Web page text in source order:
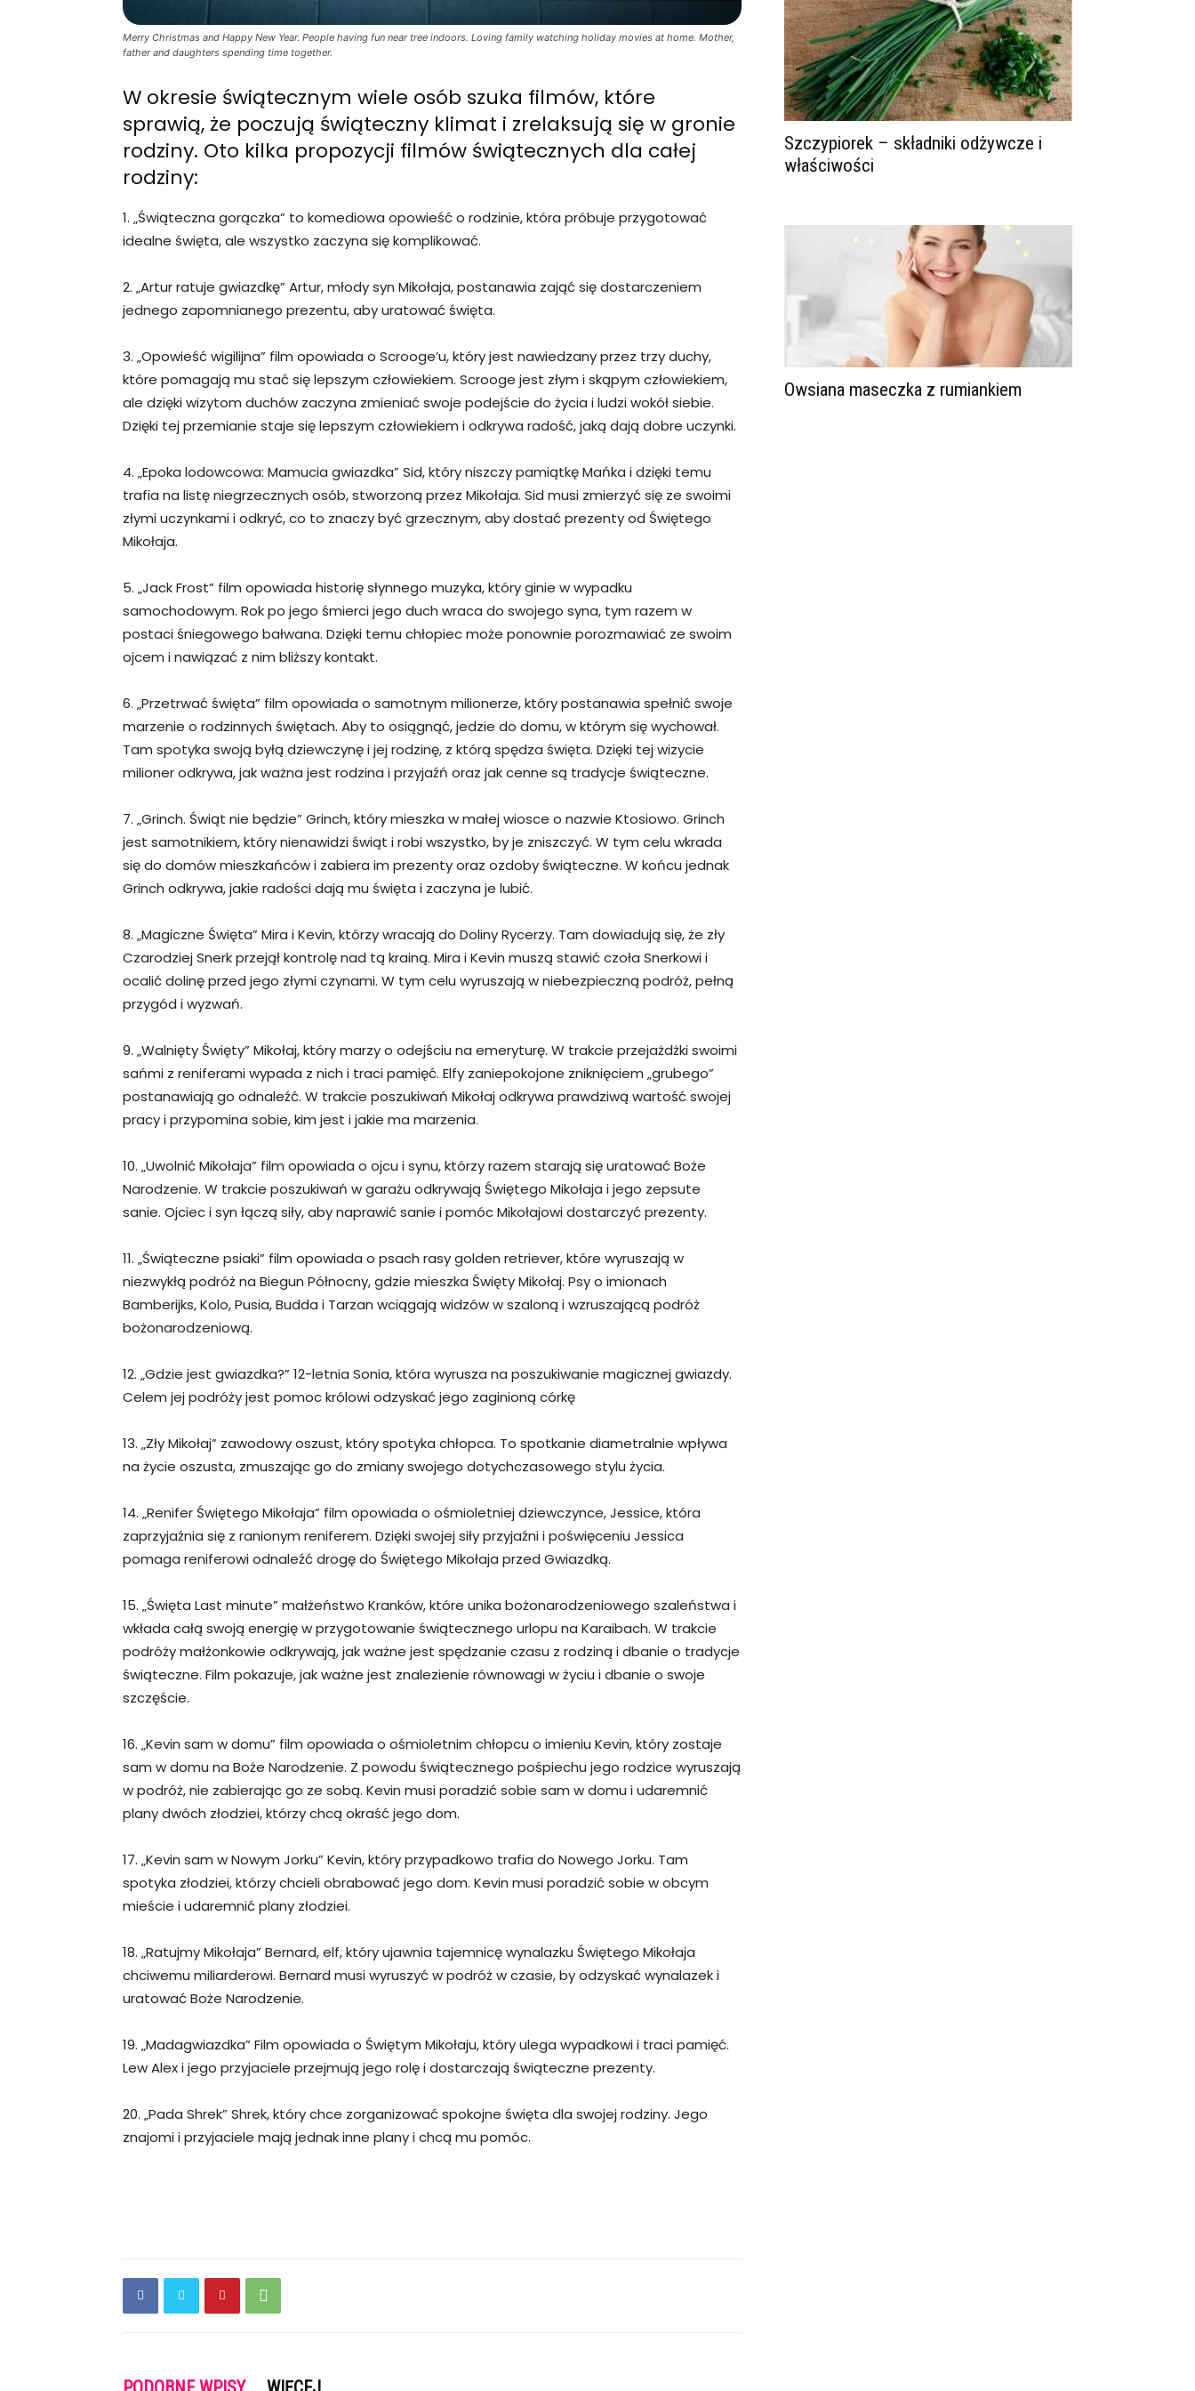
Merry Christmas and Happy New Year. People having fun near tree indoors. Loving family watching holiday movies at home. Mother,
father and daughters spending time together.
W okresie świątecznym wiele osób szuka filmów, które
sprawią, że poczują świąteczny klimat i zrelaksują się w gronie
rodziny. Oto kilka propozycji filmów świątecznych dla całej
rodziny:
1. „Świąteczna gorączka” to komediowa opowieść o rodzinie, która próbuje przygotować
idealne święta, ale wszystko zaczyna się komplikować.
2. „Artur ratuje gwiazdkę” Artur, młody syn Mikołaja, postanawia zająć się dostarczeniem
jednego zapomnianego prezentu, aby uratować święta.
3. „Opowieść wigilijna” film opowiada o Scrooge’u, który jest nawiedzany przez trzy duchy,
które pomagają mu stać się lepszym człowiekiem. Scrooge jest złym i skąpym człowiekiem,
ale dzięki wizytom duchów zaczyna zmieniać swoje podejście do życia i ludzi wokół siebie.
Dzięki tej przemianie staje się lepszym człowiekiem i odkrywa radość, jaką dają dobre uczynki.
4. „Epoka lodowcowa: Mamucia gwiazdka” Sid, który niszczy pamiątkę Mańka i dzięki temu
trafia na listę niegrzecznych osób, stworzoną przez Mikołaja. Sid musi zmierzyć się ze swoimi
złymi uczynkami i odkryć, co to znaczy być grzecznym, aby dostać prezenty od Świętego
Mikołaja.
5. „Jack Frost” film opowiada historię słynnego muzyka, który ginie w wypadku
samochodowym. Rok po jego śmierci jego duch wraca do swojego syna, tym razem w
postaci śniegowego bałwana. Dzięki temu chłopiec może ponownie porozmawiać ze swoim
ojcem i nawiązać z nim bliższy kontakt.
6. „Przetrwać święta” film opowiada o samotnym milionerze, który postanawia spełnić swoje
marzenie o rodzinnych świętach. Aby to osiągnąć, jedzie do domu, w którym się wychował.
Tam spotyka swoją byłą dziewczynę i jej rodzinę, z którą spędza święta. Dzięki tej wizycie
milioner odkrywa, jak ważna jest rodzina i przyjaźń oraz jak cenne są tradycje świąteczne.
7. „Grinch. Świąt nie będzie” Grinch, który mieszka w małej wiosce o nazwie Ktosiowo. Grinch
jest samotnikiem, który nienawidzi świąt i robi wszystko, by je zniszczyć. W tym celu wkrada
się do domów mieszkańców i zabiera im prezenty oraz ozdoby świąteczne. W końcu jednak
Grinch odkrywa, jakie radości dają mu święta i zaczyna je lubić.
8. „Magiczne Święta” Mira i Kevin, którzy wracają do Doliny Rycerzy. Tam dowiadują się, że zły
Czarodziej Snerk przejął kontrolę nad tą krainą. Mira i Kevin muszą stawić czoła Snerkowi i
ocalić dolinę przed jego złymi czynami. W tym celu wyruszają w niebezpieczną podróż, pełną
przygód i wyzwań.
9. „Walnięty Święty” Mikołaj, który marzy o odejściu na emeryturę. W trakcie przejażdżki swoimi
sańmi z reniferami wypada z nich i traci pamięć. Elfy zaniepokojone zniknięciem „grubego”
postanawiają go odnaleźć. W trakcie poszukiwań Mikołaj odkrywa prawdziwą wartość swojej
pracy i przypomina sobie, kim jest i jakie ma marzenia.
10. „Uwolnić Mikołaja” film opowiada o ojcu i synu, którzy razem starają się uratować Boże
Narodzenie. W trakcie poszukiwań w garażu odkrywają Świętego Mikołaja i jego zepsute
sanie. Ojciec i syn łączą siły, aby naprawić sanie i pomóc Mikołajowi dostarczyć prezenty.
11. „Świąteczne psiaki” film opowiada o psach rasy golden retriever, które wyruszają w
niezwykłą podróż na Biegun Północny, gdzie mieszka Święty Mikołaj. Psy o imionach
Bamberijks, Kolo, Pusia, Budda i Tarzan wciągają widzów w szaloną i wzruszającą podróż
bożonarodzeniową.
12. „Gdzie jest gwiazdka?” 12-letnia Sonia, która wyrusza na poszukiwanie magicznej gwiazdy.
Celem jej podróży jest pomoc królowi odzyskać jego zaginioną córkę
13. „Zły Mikołaj” zawodowy oszust, który spotyka chłopca. To spotkanie diametralnie wpływa
na życie oszusta, zmuszając go do zmiany swojego dotychczasowego stylu życia.
14. „Renifer Świętego Mikołaja” film opowiada o ośmioletniej dziewczynce, Jessice, która
zaprzyjaźnia się z ranionym reniferem. Dzięki swojej siły przyjaźni i poświęceniu Jessica
pomaga reniferowi odnaleźć drogę do Świętego Mikołaja przed Gwiazdką.
15. „Święta Last minute” małżeństwo Kranków, które unika bożonarodzeniowego szaleństwa i
wkłada całą swoją energię w przygotowanie świątecznego urlopu na Karaibach. W trakcie
podróży małżonkowie odkrywają, jak ważne jest spędzanie czasu z rodziną i dbanie o tradycje
świąteczne. Film pokazuje, jak ważne jest znalezienie równowagi w życiu i dbanie o swoje
szczęście.
16. „Kevin sam w domu” film opowiada o ośmioletnim chłopcu o imieniu Kevin, który zostaje
sam w domu na Boże Narodzenie. Z powodu świątecznego pośpiechu jego rodzice wyruszają
w podróż, nie zabierając go ze sobą. Kevin musi poradzić sobie sam w domu i udaremnić
plany dwóch złodziei, którzy chcą okraść jego dom.
17. „Kevin sam w Nowym Jorku” Kevin, który przypadkowo trafia do Nowego Jorku. Tam
spotyka złodziei, którzy chcieli obrabować jego dom. Kevin musi poradzić sobie w obcym
mieście i udaremnić plany złodziei.
18. „Ratujmy Mikołaja” Bernard, elf, który ujawnia tajemnicę wynalazku Świętego Mikołaja
chciwemu miliarderowi. Bernard musi wyruszyć w podróż w czasie, by odzyskać wynalazek i
uratować Boże Narodzenie.
19. „Madagwiazdka” Film opowiada o Świętym Mikołaju, który ulega wypadkowi i traci pamięć.
Lew Alex i jego przyjaciele przejmują jego rolę i dostarczają świąteczne prezenty.
20. „Pada Shrek” Shrek, który chce zorganizować spokojne święta dla swojej rodziny. Jego
znajomi i przyjaciele mają jednak inne plany i chcą mu pomóc.
Szczypiorek – składniki odżywcze i
właściwości
Owsiana maseczka z rumiankiem